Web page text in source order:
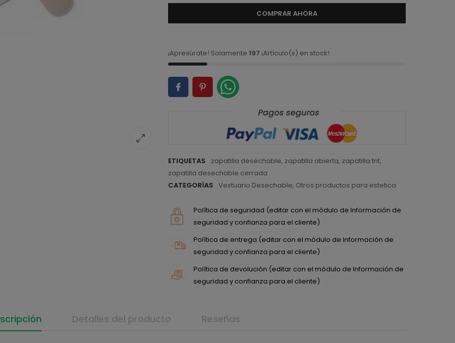
COMPRAR AHORA
¡Apresúrate! Solamente197 ¡Artículo(s) en stock!
ETIQUETAS zapatilla desechable, zapatilla abierta, zapatilla tnt,
zapatilla desechable cerrada
CATEGORÍAS
Vestuario Desechable, Otros productos para estetica
Política de seguridad (editar con el módulo de Información de
seguridad y confianza para el cliente)
Política de entrega (editar con el módulo de Información de
seguridad y confianza para el cliente)
Política de devolución (editar con el módulo de Información de
seguridad y confianza para el cliente)
Detalles del producto Reseñas